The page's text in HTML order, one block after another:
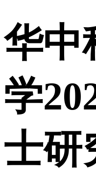
华中
学
士研